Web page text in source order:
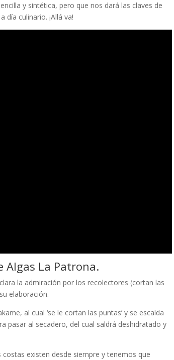
y sintética, pero que nos dará las claves de
culinario. ¡Allá va!
Algas La Patrona.
la admiración por los recolectores (cortan las
elaboración.
al cual ‘se le cortan las puntas’ y se escalda
pasar al secadero, del cual saldrá deshidratado y
existen desde siempre y tenemos que